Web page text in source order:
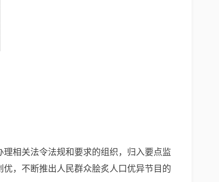
相关法令法规和要求的组织，归入要点监
，不断推出人民群众脍炙人口优异节目的